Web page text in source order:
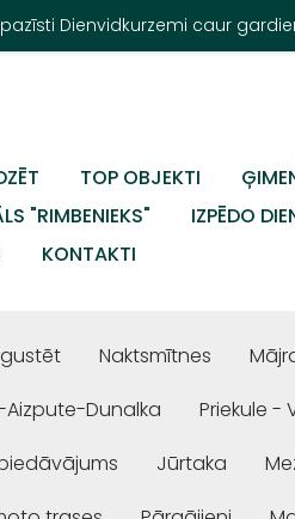
Dienvidkurzemi caur
TOP OBJEKTI
"RIMBENIEKS" IZPĒDO
KONTAKTI
Naktsmītnes
Dunalka Priekule -
Jūrtaka